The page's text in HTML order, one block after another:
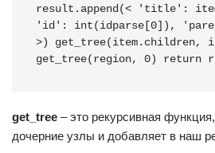
result.append(< 'title':
'id': int(idparse[0]),
>) get_tree(item.children,
get_tree(region, 0) return
get_tree – это рекурсивная
дочерние узлы и добавляет в наш